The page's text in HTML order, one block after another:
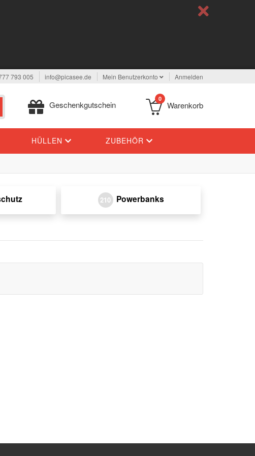
793 005 info@picasee.de Mein Benutzerkonto Anmelden
Geschenkgutschein
0
Warenkorb
HÜLLEN ZUBEHÖR
210 Powerbanks